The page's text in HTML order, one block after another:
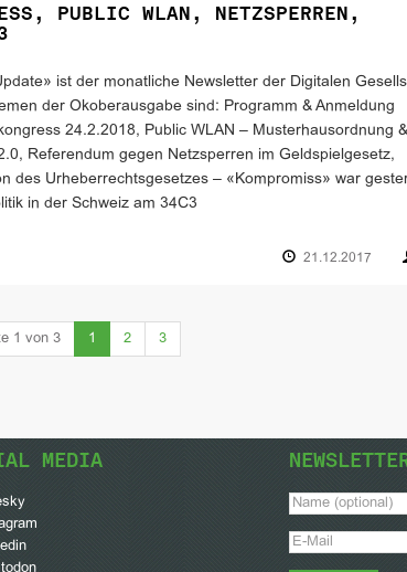
PUBLIC WLAN, NETZSPERREN,
ist der monatliche Newsletter der Digitalen
der Okoberausgabe sind: Programm & Anmeldung
24.2.2018, Public WLAN – Musterhausordnung &
Referendum gegen Netzsperren im Geldspielgesetz,
des Urheberrechtsgesetzes – «Kompromiss» war
in der Schweiz am 34C3
21.12.2017
1 von 3 1 (current)
2 3
MEDIA